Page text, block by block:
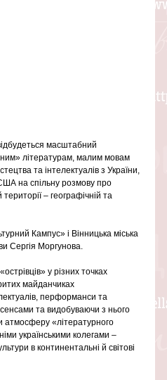
масштабний
літературам, малим мовам
та інтелектуалів з України,
США на спільну розмову про
– географічній та
Кампус» і Вінницька міська
Сергія Моргунова.
у різних точках
майданчиках
перформанси та
та видобуваючи з нього
атмосферу «літературного
українськими колегами –
в континентальні й світові